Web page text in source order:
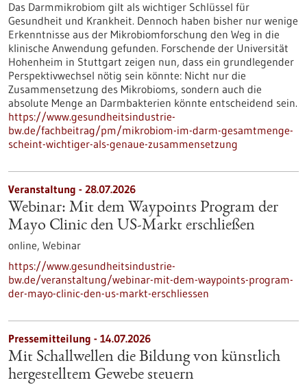
Das Darmmikrobiom gilt als wichtiger Schlüssel für
Gesundheit und Krankheit. Dennoch haben bisher nur wenige
Erkenntnisse aus der Mikrobiomforschung den Weg in die
klinische Anwendung gefunden. Forschende der Universität
Hohenheim in Stuttgart zeigen nun, dass ein grundlegender
Perspektivwechsel nötig sein könnte: Nicht nur die
Zusammensetzung des Mikrobioms, sondern auch die
absolute Menge an Darmbakterien könnte entscheidend sein.
https://www.gesundheitsindustrie-
bw.de/fachbeitrag/pm/mikrobiom-im-darm-gesamtmenge-
scheint-wichtiger-als-genaue-zusammensetzung
Veranstaltung - 28.07.2026
Webinar: Mit dem Waypoints Program der
Mayo Clinic den US-Markt erschließen
online, Webinar
https://www.gesundheitsindustrie-
bw.de/veranstaltung/webinar-mit-dem-waypoints-program-
der-mayo-clinic-den-us-markt-erschliessen
Pressemitteilung - 14.07.2026
Mit Schallwellen die Bildung von künstlich
hergestelltem Gewebe steuern